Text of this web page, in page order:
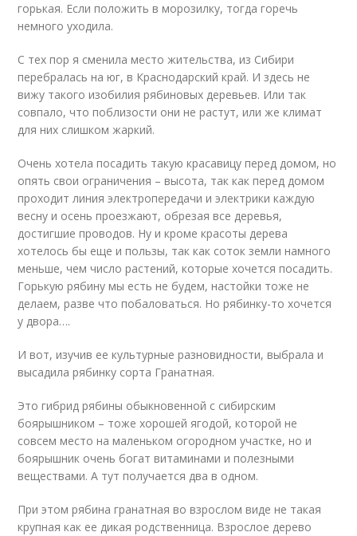
горькая. Если положить в морозилку, тогда горечь
немного уходила.
С тех пор я сменила место жительства, из Сибири
перебралась на юг, в Краснодарский край. И здесь не
вижу такого изобилия рябиновых деревьев. Или так
совпало, что поблизости они не растут, или же климат
для них слишком жаркий.
Очень хотела посадить такую красавицу перед домом, но
опять свои ограничения – высота, так как перед домом
проходит линия электропередачи и электрики каждую
весну и осень проезжают, обрезая все деревья,
достигшие проводов. Ну и кроме красоты дерева
хотелось бы еще и пользы, так как соток земли намного
меньше, чем число растений, которые хочется посадить.
Горькую рябину мы есть не будем, настойки тоже не
делаем, разве что побаловаться. Но рябинку-то хочется
у двора….
И вот, изучив ее культурные разновидности, выбрала и
высадила рябинку сорта Гранатная.
Это гибрид рябины обыкновенной с сибирским
боярышником – тоже хорошей ягодой, которой не
совсем место на маленьком огородном участке, но и
боярышник очень богат витаминами и полезными
веществами. А тут получается два в одном.
При этом рябина гранатная во взрослом виде не такая
крупная как ее дикая родственница. Взрослое дерево